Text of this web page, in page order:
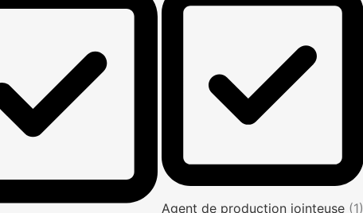
Agent de production jointeuse (1)